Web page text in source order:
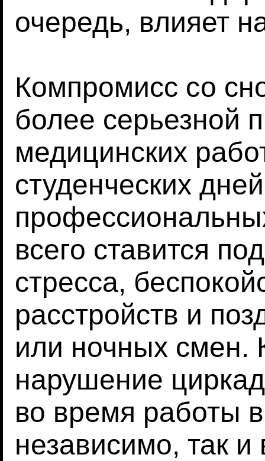
очередь, влияет
Компромисс со
более серьезной
медицинских
студенческих
всего ставится
стресса,
расстройств и
или ночных смен.
нарушение
во время работы
независимо, так и